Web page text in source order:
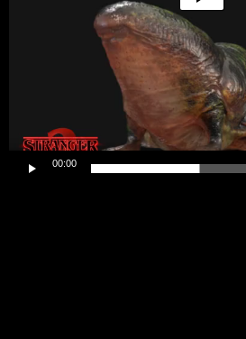
00:00